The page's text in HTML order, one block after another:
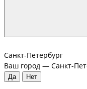
Санкт-Петербург
Ваш город — Санкт-